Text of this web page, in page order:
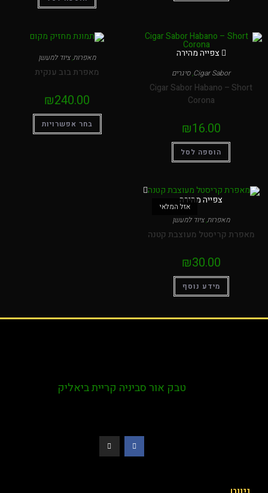
צפייה מהירה
Cigar Sabor
,סיגרים
Cigar Sabor Habano –
₪
הוספה לסל
ציוד למעשן
מאפרת בוב ענקית
₪240.00
בחר אפשרויות
צפייה מהירה
ציוד למעשן
קריסטל מעוצבת קטנה
₪
מידע נוסף
טבק אור סביניה קריית ביאליק